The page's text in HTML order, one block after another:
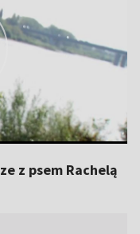
z psem Rachelą